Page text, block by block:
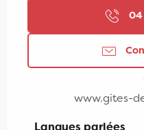
04
www.gites-
Langues parlées
Langues parlées